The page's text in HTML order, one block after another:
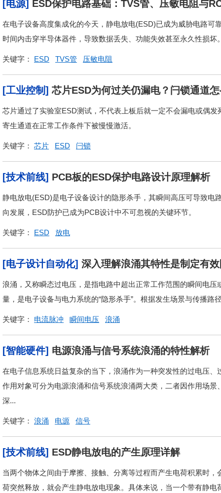
[电源] ESD保护电路基础：TVS管、压敏电阻与
在电子设备高度集成化的今天，静电放电(ESD)已成为威胁电路
时间内击穿半导体器件，导致数据丢失、功能失效甚至永久性损
关键字： ESD TVS管 压敏电阻
[工业控制] 芯片ESD为何过关仍漏电？闩锁通道
芯片通过了实验室ESD测试，不代表上板后就一定不会漏电或偶
寄生通道在正常工作条件下被慢慢激活。
关键字： 芯片 ESD 闩锁
[技术前线] PCB板的ESD保护电路设计原理解析
静电放电(ESD)是电子设备设计的隐形杀手，其瞬间高压可导致
向发展，ESD防护已成为PCB设计中不可忽视的关键环节。
关键字： ESD 放电
[电子设计自动化] 深入理解浪涌其特性是制定有
浪涌，又称瞬态过电压，是指电路中超出正常工作范围的瞬间电
量，是电子设备与电力系统的“隐形杀手”。根据发生场景与传播
关键字： 电流脉冲 瞬间电压 浪涌
[智能硬件] 电源浪涌与信号系统浪涌的特性解析
在电子信息系统日益复杂的当下，浪涌作为一种突发性的过电压
作用对象可分为电源浪涌和信号系统浪涌两大类，二者因作用场
深...
关键字： 浪涌 电源 信号
[技术前线] ESD静电放电的产生原理详解
当两个物体之间由于摩擦、接触、分离等过程而产生电荷积累时
荷突然释放，就会产生静电放电现象。具体来说，当一个带有静